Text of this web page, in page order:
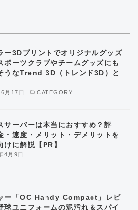
月17日 CATEGORY
ー3Dプリントでオリジナルグッズ
ポーツクラブやチームグッズにも
うなTrend 3D（トレンド3D）と
4月9日
サーバーは本当におすすめ？評
・速度・メリット・デメリットを
けに解説【PR】
ー「OC Handy Compact」レビ
球ユニフォームの泥汚れ＆スパイ